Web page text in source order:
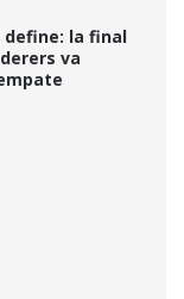
define: la final
va